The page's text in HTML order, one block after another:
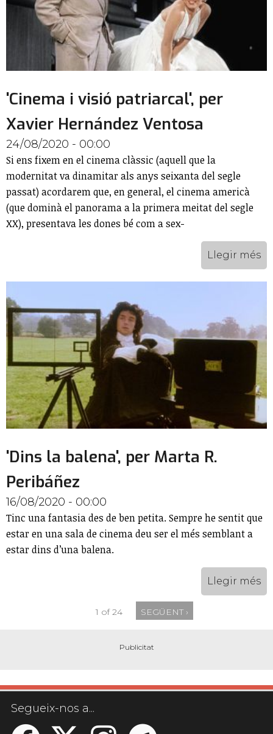
'Cinema i visió patriarcal', per
Xavier Hernández Ventosa
24/08/2020 - 00:00
Si ens fixem en el cinema clàssic (aquell que la
modernitat va dinamitar als anys seixanta del segle
passat) acordarem que, en general, el cinema americà
(que dominà el panorama a la primera meitat del segle
XX), presentava les dones bé com a sex-
Llegir més
'Dins la balena', per Marta R.
Peribáñez
16/08/2020 - 00:00
Tinc una fantasia des de ben petita. Sempre he sentit que
estar en una sala de cinema deu ser el més semblant a
estar dins d’una balena.
Llegir més
1 of 24 SEGÜENT ›
Segueix-nos a...